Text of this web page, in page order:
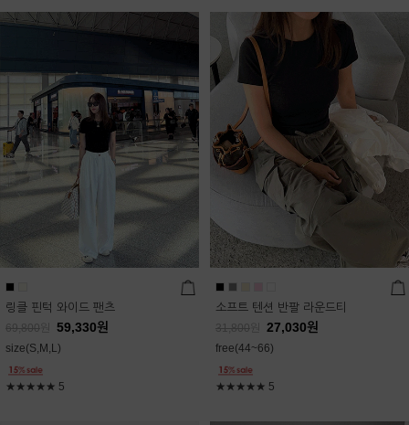
링클 핀턱 와이드 팬츠
69,800 59,330원
size(S,M,L)
★★★★★ 5
소프트 텐션 반팔 라운드티
31,800 27,030원
free(44~66)
★★★★★ 5